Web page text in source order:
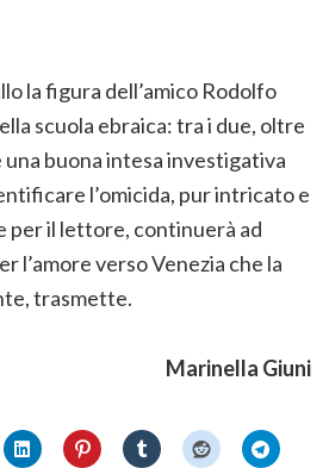
la figura dell’amico Rodolfo
scuola ebraica: tra i due, oltre
una buona intesa investigativa
l’omicida, pur intricato e
per il lettore, continuerà ad
l’amore verso Venezia che la
trasmette.
Marinella Giuni